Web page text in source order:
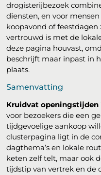
drogisterijbezoek
diensten, en voor
koopavond of
vertrouwd is met de
deze pagina houvast,
beschrijft maar inpast in
plaats.
Samenvatting
Kruidvat openingstijden
voor bezoekers die een
tijdgevoelige aankoop
clusterpagina ligt in de
dagthema’s en lokale
keten zelf telt, maar ook
tijdstip van vertrek en de